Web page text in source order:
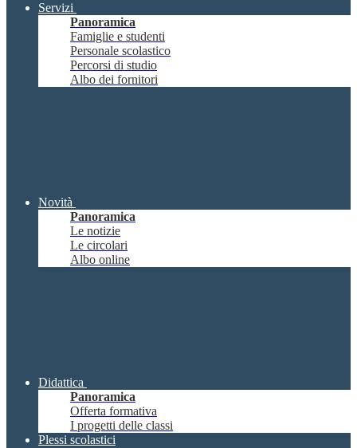
Servizi
Panoramica
Famiglie e studenti
Personale scolastico
Percorsi di studio
Albo dei fornitori
Novità
Panoramica
Le notizie
Le circolari
Albo online
Didattica
Panoramica
Offerta formativa
I progetti delle classi
Plessi scolastici